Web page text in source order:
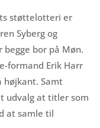
støttelotteri er
Syberg og
bor på Møn.
formand Erik Harr
højkant. Samt
udvalg at titler som
at samle til